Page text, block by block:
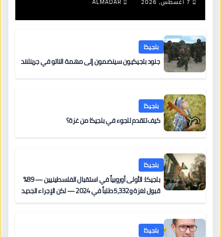
بلجيكا
جنود بلجيكيون سينضمون إلى مهمة الناتو في جرينلاند
بلجيكا
كيف تتقدم للجوء في بلجيكا من غزة؟
بلجيكا
بلجيكا: الأولى أوروبياً في استقبال الفلسطينيين — 89%
قبول لغزة و5,332 طلباً في 2024 — لكن الإجراء الجديد
بلجيكا